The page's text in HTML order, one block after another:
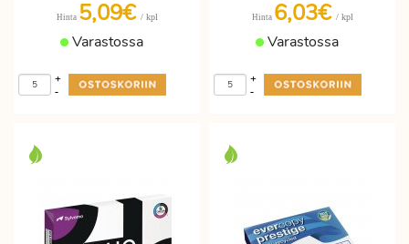
Hinta 5,09€ / kpl
Varastossa
-
+
Hinta 6,03€ / kpl
Varastossa
-
+